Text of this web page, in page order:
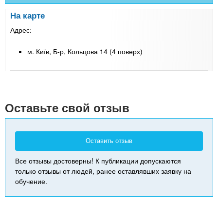
На карте
Адрес:
м. Київ, Б-р, Кольцова 14 (4 поверх)
Оставьте свой отзыв
Оставить отзыв
Все отзывы достоверны! К публикации допускаются
только отзывы от людей, ранее оставлявших заявку на
обучение.